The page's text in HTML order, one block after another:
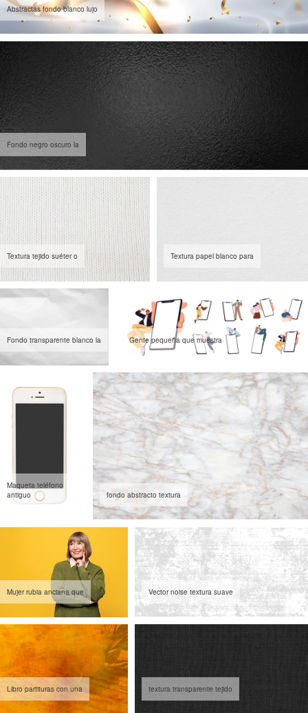
Abstractas fondo blanco lujo
Fondo negro oscuro la
Textura tejido suéter o Textura papel blanco para
Fondo transparente blanco la Gente pequeña que muestra
Maqueta teléfono
antiguo
fondo abstracto textura
Mujer rubia anciana que Vector noise textura suave
Libro partituras con una textura transparente tejido